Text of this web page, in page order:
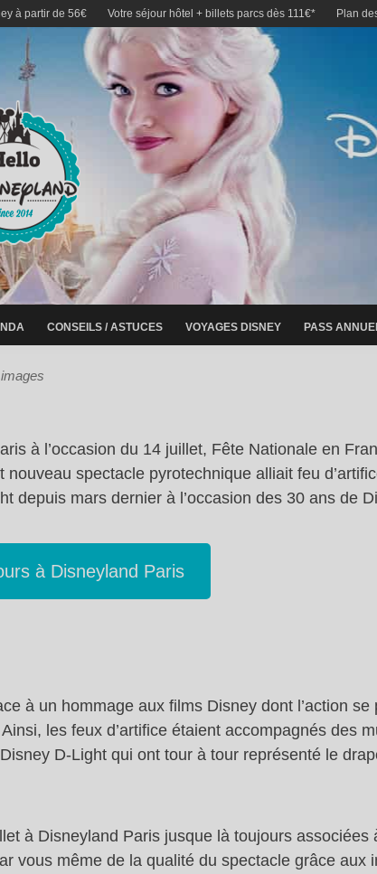
à partir de 56€ Votre séjour hôtel + billets parcs dès 111€* Plan
CONSEILS / ASTUCES VOYAGES DISNEY PASS
à l’occasion du 14 juillet, Fête Nationale en
spectacle pyrotechnique alliait feu
depuis mars dernier à l’occasion des 30 ans de
à Disneyland Paris
à un hommage aux films Disney dont l’action
les feux d’artifice étaient accompagnés des
D-Light qui ont tour à tour représenté le
à Disneyland Paris jusque là toujours associées
même de la qualité du spectacle grâce aux